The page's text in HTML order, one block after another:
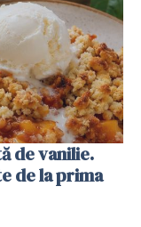
de vanilie.
de la prima